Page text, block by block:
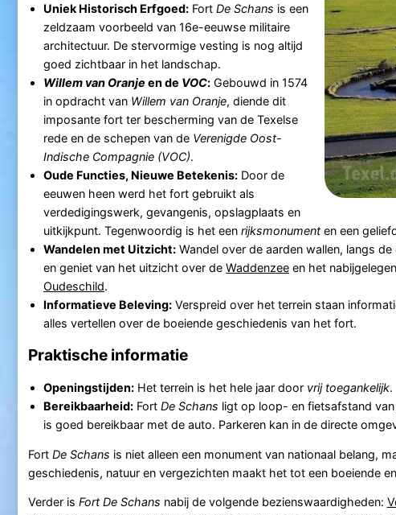
Uniek Historisch Erfgoed:Fort De Schans is een
zeldzaam voorbeeld van 16e-eeuwse militaire
architectuur. De stervormige vesting is nog altijd
goed zichtbaar in het landschap.
Willem van Oranje en de VOC:Gebouwd in 1574
in opdracht van Willem van Oranje, diende dit
imposante fort ter bescherming van de Texelse
rede en de schepen van de Verenigde Oost-
Indische Compagnie (VOC).
Oude Functies, Nieuwe Betekenis:Door de
eeuwen heen werd het fort gebruikt als
verdedigingswerk, gevangenis, opslagplaats en
uitkijkpunt. Tegenwoordig is het een rijksmonumenten een
Wandelen met Uitzicht:Wandel over de aarden wallen, langs
en geniet van het uitzicht over de Waddenzeeen het
Oudeschild.
Informatieve Beleving:Verspreid over het terrein staan
alles vertellen over de boeiende geschiedenis van het fort.
Praktische informatie
Openingstijden:Het terrein is het hele jaar door vrij toegankelijk.
Bereikbaarheid:Fort De Schans ligt op loop- en fietsafstand van
is goed bereikbaar met de auto. Parkeren kan in de directe
Fort De Schans is niet alleen een monument van nationaal belang,
geschiedenis, natuur en vergezichten maakt het tot een boeiende
Verder is Fort De Schans nabij de volgende bezienswaardigheden: